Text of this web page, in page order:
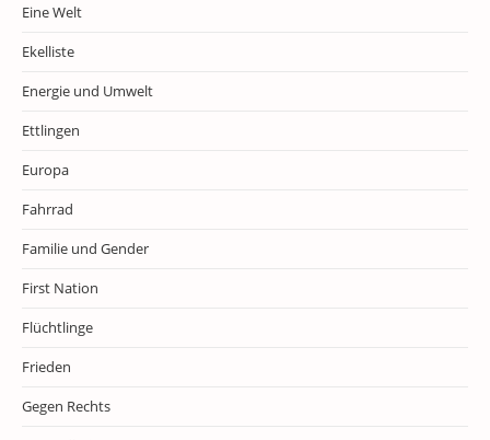
Eine Welt
Ekelliste
Energie und Umwelt
Ettlingen
Europa
Fahrrad
Familie und Gender
First Nation
Flüchtlinge
Frieden
Gegen Rechts